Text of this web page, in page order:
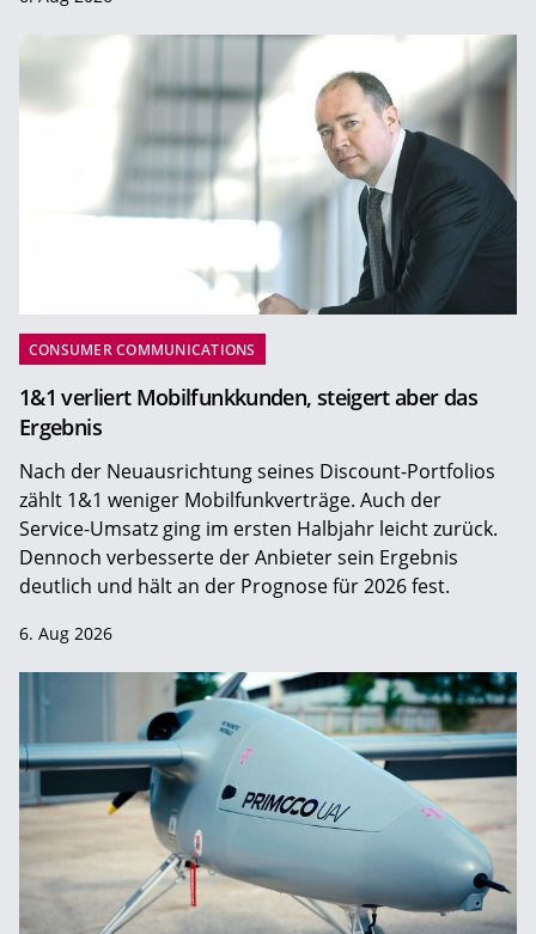
CONSUMER COMMUNICATIONS
1&1 verliert Mobilfunkkunden, steigert aber das
Ergebnis
Nach der Neuausrichtung seines Discount-Portfolios
zählt 1&1 weniger Mobilfunkverträge. Auch der
Service-Umsatz ging im ersten Halbjahr leicht zurück.
Dennoch verbesserte der Anbieter sein Ergebnis
deutlich und hält an der Prognose für 2026 fest.
6. Aug 2026